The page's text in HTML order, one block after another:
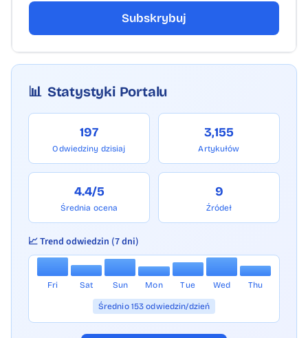
Subskrybuj
📊 Statystyki Portalu
197
Odwiedziny dzisiaj
3,155
Artykułów
4.4/5
Średnia ocena
9
Źródeł
📈 Trend odwiedzin (7 dni)
Fri Sat Sun Mon Tue Wed Thu
Średnio 153 odwiedzin/dzień